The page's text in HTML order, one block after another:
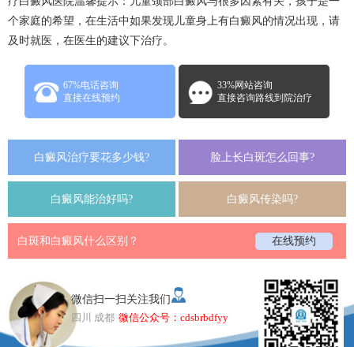
个家庭的希望，在生活中如果发现儿童身上有白癜风的情况出现，请
及时就医，在医生的建议下治疗。
67%电话咨询
直接在线预约
33%网站咨询
直接咨询路线到院治疗
白癜风治疗要花多少钱? 脸上长白斑怎么回事?
白癜风能治好吗? 白癜风传染吗?
白斑和白癜风什么区别？ 在线预约
微信扫一扫关注我们
四川 成都 微信公众号：cdsbrbdfyy